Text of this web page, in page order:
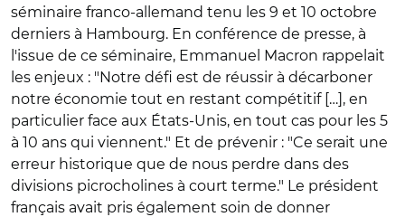
séminaire franco-allemand tenu les 9 et 10 octobre
derniers à Hambourg. En conférence de presse, à
l'issue de ce séminaire, Emmanuel Macron rappelait
les enjeux : "Notre défi est de réussir à décarboner
notre économie tout en restant compétitif […], en
particulier face aux États-Unis, en tout cas pour les 5
à 10 ans qui viennent." Et de prévenir : "Ce serait une
erreur historique que de nous perdre dans des
divisions picrocholines à court terme." Le président
français avait pris également soin de donner